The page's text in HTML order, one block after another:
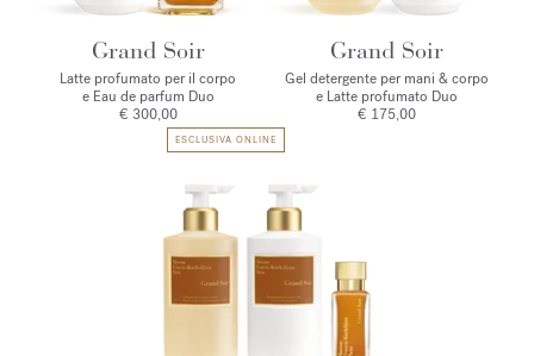
Grand Soir
Latte profumato per il corpo
e Eau de parfum Duo
€ 300,00
Grand Soir
Gel detergente per mani & corpo
e Latte profumato Duo
€ 175,00
ESCLUSIVA ONLINE